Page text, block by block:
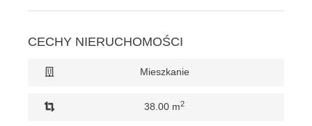
CECHY NIERUCHOMOŚCI
Mieszkanie
38.00 m2